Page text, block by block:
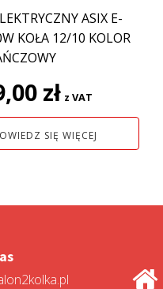
ASIX E-
KOŁA 12/10 KOLOR
zł z VAT
SIĘ WIĘCEJ